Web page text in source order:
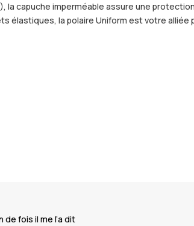
capuche imperméable assure une
élastiques, la polaire Uniform est votre
fois il me l’a dit